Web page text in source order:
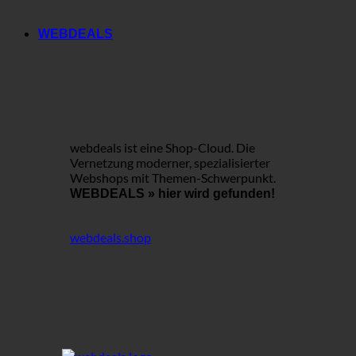
WEBDEALS
webdeals ist eine Shop-Cloud. Die
Vernetzung moderner, spezialisierter
Webshops mit Themen-Schwerpunkt.
WEBDEALS » hier wird gefunden!
webdeals.shop